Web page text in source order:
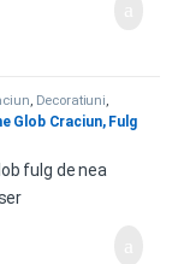
, Decoratiuni,
Glob Craciun, Fulg